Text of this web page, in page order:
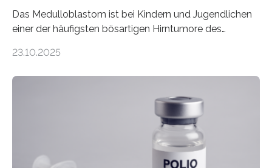
Das Medulloblastom ist bei Kindern und Jugendlichen
einer der häufigsten bösartigen Hirntumore des
Betroffenen können mit heutigen Methoden geheilt
Dringend benötigt werden zielgerichtete Therapien, die
nur Tumorschwachstellen angreifen und normales
Gewebe verschonen. Forschende um Daniel Merk vom
Hertie-Institut für klinische Hirnforschung am
Universitätsklinikum Tübingen haben eine solche
23.10.2025